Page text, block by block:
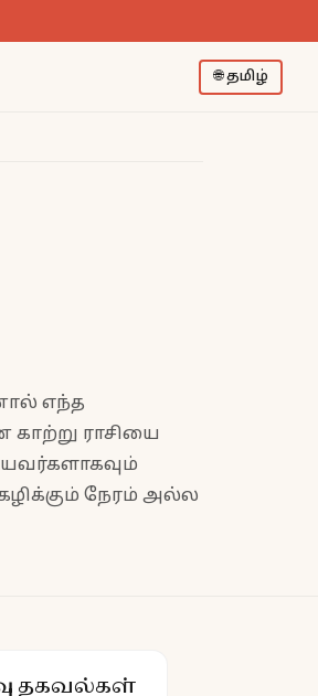
🌐தமிழ்
எந்த
ராசியை
நேரம் அல்ல
தகவல்கள்